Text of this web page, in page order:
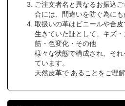
ご注文者名と異なるお振込
合には、間違いを防ぐ為にも
取扱いの革はビニールや合皮
生きていた証として、キズ
筋・色変化・その他
様々な状態で構成され、そ
ています。
天然皮革で あることをご理